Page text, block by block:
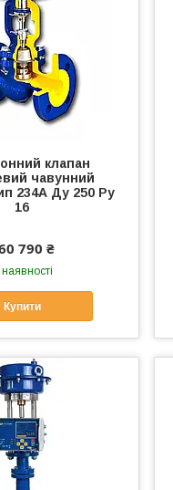
клапан
чавунний
234А Ду 250 Ру
16
790 ₴
наявності
Купити